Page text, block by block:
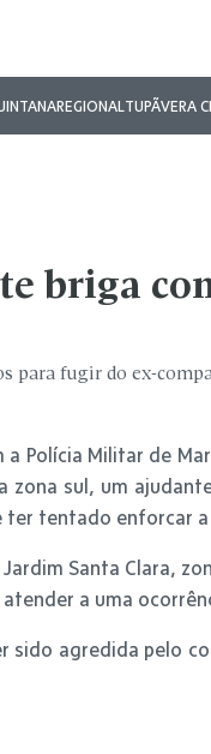
REGIONALTUPÃVERA
briga
para fugir do ex-
Polícia Militar de
zona sul, um
ter tentado enforcar
Santa Clara,
a uma
agredida pelo